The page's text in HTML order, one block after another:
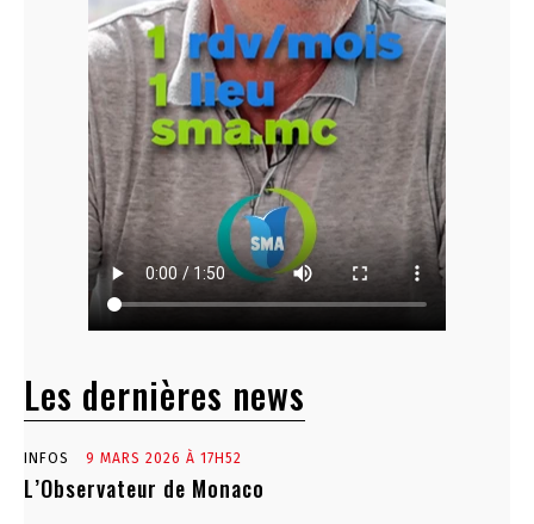
Les dernières news
INFOS 9 MARS 2026 À 17H52
L’Observateur de Monaco